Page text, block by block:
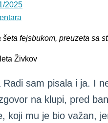
2025
šeta fejsbukom, preuzeta sa
Živkov
Radi sam pisala i ja. I
na klupi, pred
koji mu je bio važan,